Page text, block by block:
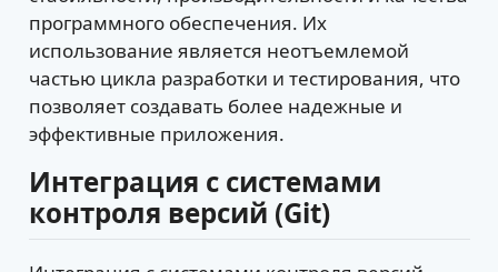
программного обеспечения. Их
использование является неотъемлемой
частью цикла разработки и тестирования, что
позволяет создавать более надежные и
эффективные приложения.
Интеграция с системами
контроля версий (Git)